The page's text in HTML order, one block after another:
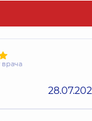
врача